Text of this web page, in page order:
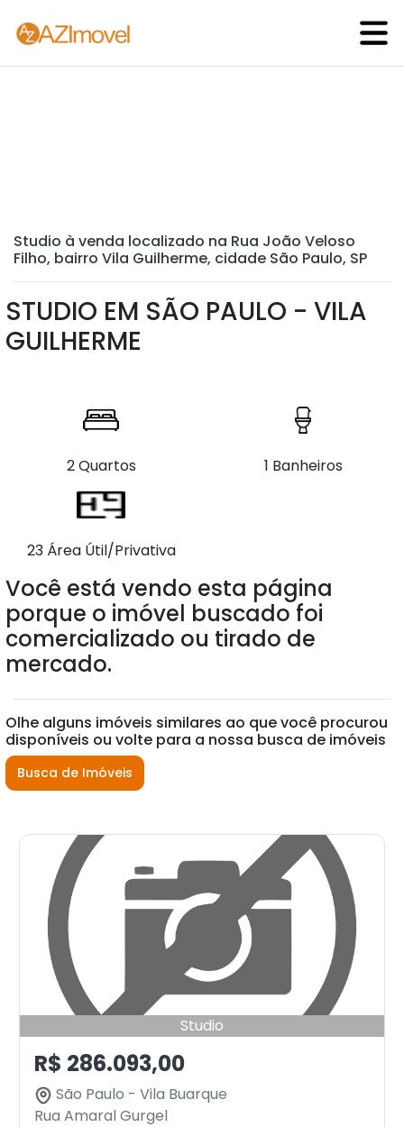
Studio à venda localizado na Rua João Veloso
Filho, bairro Vila Guilherme, cidade São Paulo, SP
STUDIO EM SÃO PAULO - VILA
GUILHERME
2 Quartos 1 Banheiros
23 Área Útil/Privativa
Você está vendo esta página
porque o imóvel buscado foi
comercializado ou tirado de
mercado.
Olhe alguns imóveis similares ao que você procurou
disponíveis ou volte para a nossa busca de imóveis
Busca de Imóveis
Studio
R$ 286.093,00
São Paulo - Vila Buarque
Rua Amaral Gurgel